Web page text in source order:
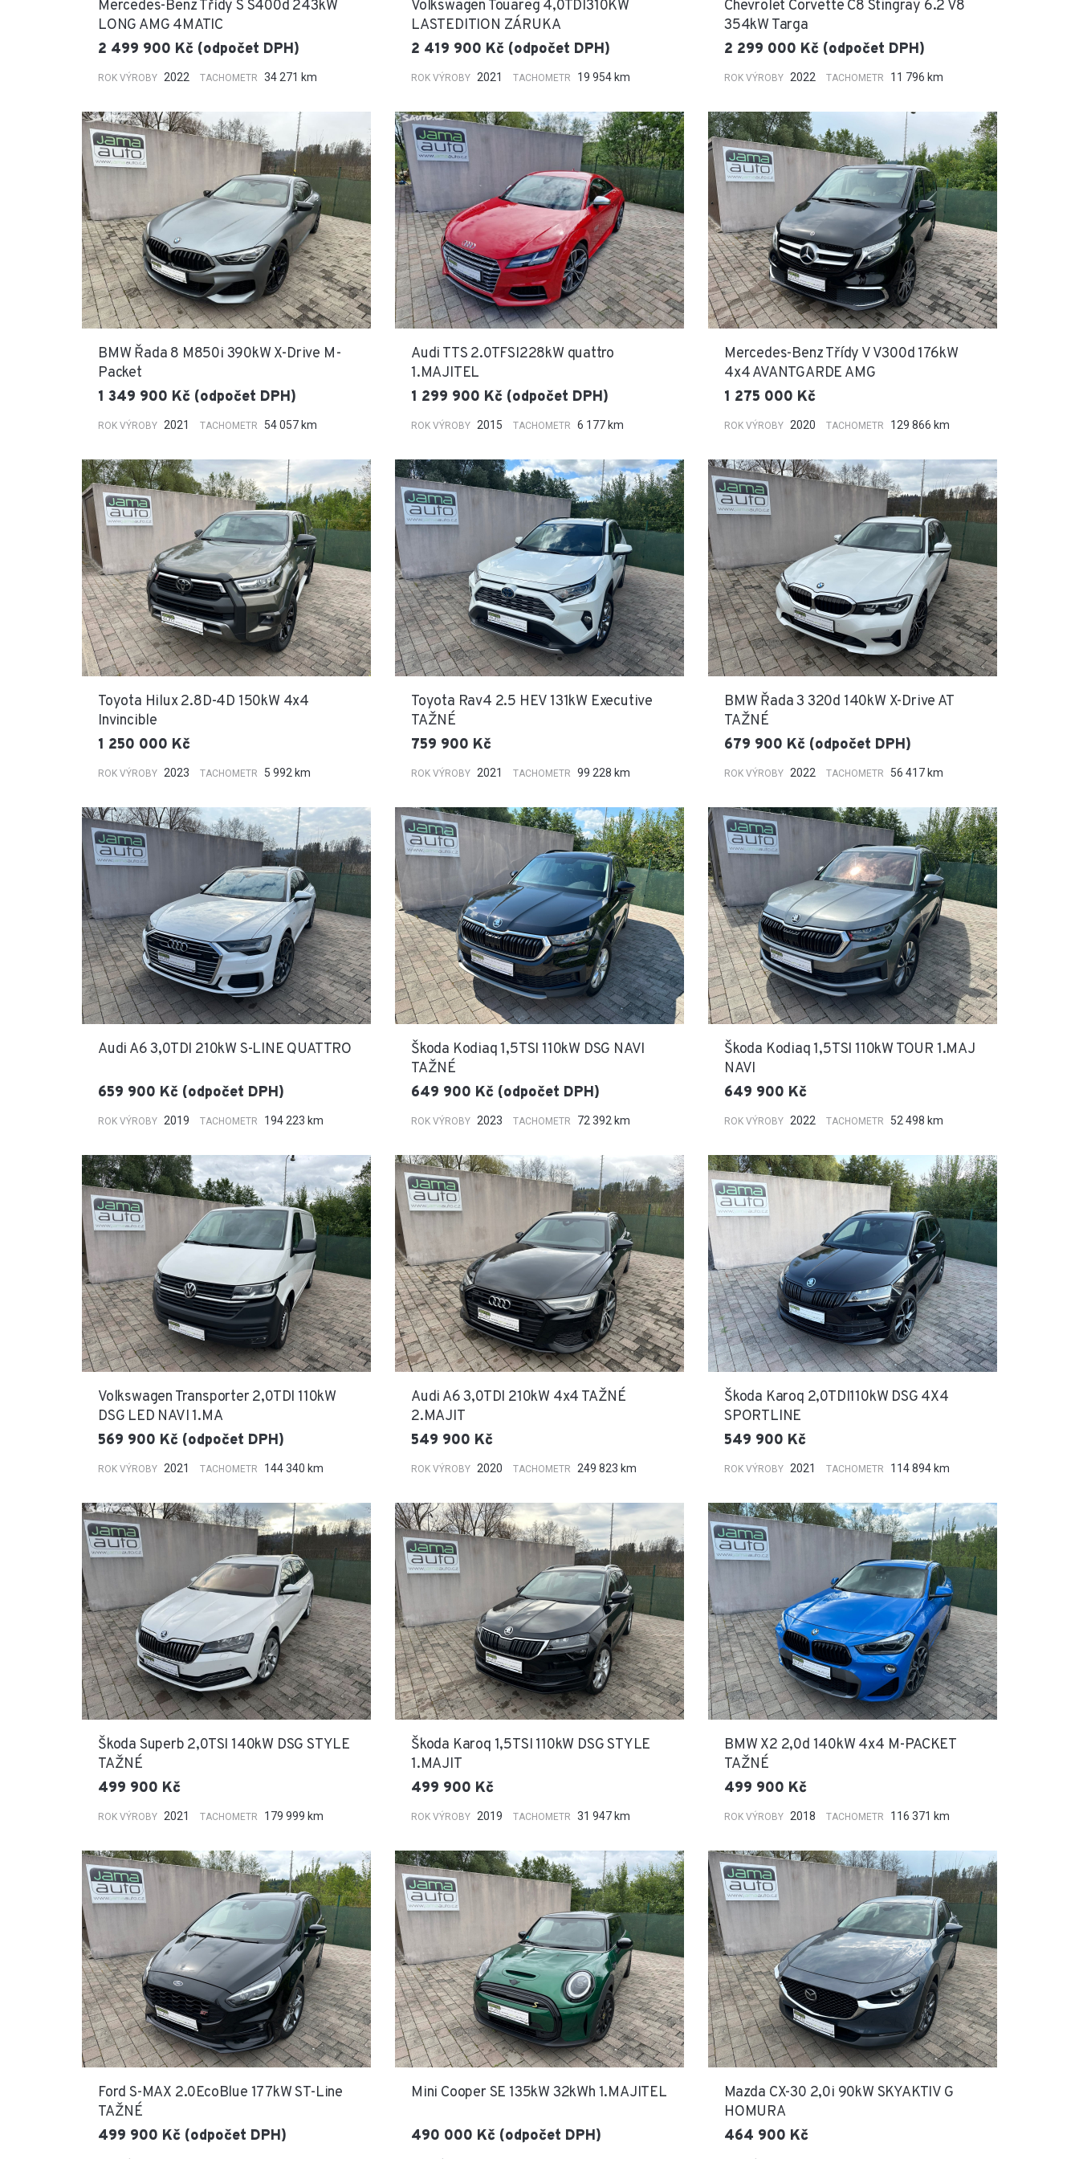
Mercedes-Benz Třídy S S400d 243kW
LONG AMG 4MATIC
2 499 900 Kč (odpočet DPH)
ROK VÝROBY 2022 TACHOMETR 34 271 km
Volkswagen Touareg 4,0TDI310KW
LASTEDITION ZÁRUKA
2 419 900 Kč (odpočet DPH)
ROK VÝROBY 2021 TACHOMETR 19 954 km
Chevrolet Corvette C8 Stingray 6.2 V8
354kW Targa
2 299 000 Kč (odpočet DPH)
ROK VÝROBY 2022 TACHOMETR 11 796 km
BMW Řada 8 M850i 390kW X-Drive M-
Packet
1 349 900 Kč (odpočet DPH)
ROK VÝROBY 2021 TACHOMETR 54 057 km
Audi TTS 2.0TFSI228kW quattro
1.MAJITEL
1 299 900 Kč (odpočet DPH)
ROK VÝROBY 2015 TACHOMETR 6 177 km
Mercedes-Benz Třídy V V300d 176kW
4x4 AVANTGARDE AMG
1 275 000 Kč
ROK VÝROBY 2020 TACHOMETR 129 866 km
Toyota Hilux 2.8D-4D 150kW 4x4
Invincible
1 250 000 Kč
ROK VÝROBY 2023 TACHOMETR 5 992 km
Toyota Rav4 2.5 HEV 131kW Executive
TAŽNÉ
759 900 Kč
ROK VÝROBY 2021 TACHOMETR 99 228 km
BMW Řada 3 320d 140kW X-Drive AT
TAŽNÉ
679 900 Kč (odpočet DPH)
ROK VÝROBY 2022 TACHOMETR 56 417 km
Audi A6 3,0TDI 210kW S-LINE QUATTRO
659 900 Kč (odpočet DPH)
ROK VÝROBY 2019 TACHOMETR 194 223 km
Škoda Kodiaq 1,5TSI 110kW DSG NAVI
TAŽNÉ
649 900 Kč (odpočet DPH)
ROK VÝROBY 2023 TACHOMETR 72 392 km
Škoda Kodiaq 1,5TSI 110kW TOUR 1.MAJ
NAVI
649 900 Kč
ROK VÝROBY 2022 TACHOMETR 52 498 km
Volkswagen Transporter 2,0TDI 110kW
DSG LED NAVI 1.MA
569 900 Kč (odpočet DPH)
ROK VÝROBY 2021 TACHOMETR 144 340 km
Audi A6 3,0TDI 210kW 4x4 TAŽNÉ
2.MAJIT
549 900 Kč
ROK VÝROBY 2020 TACHOMETR 249 823 km
Škoda Karoq 2,0TDI110kW DSG 4X4
SPORTLINE
549 900 Kč
ROK VÝROBY 2021 TACHOMETR 114 894 km
Škoda Superb 2,0TSI 140kW DSG STYLE
TAŽNÉ
499 900 Kč
ROK VÝROBY 2021 TACHOMETR 179 999 km
Škoda Karoq 1,5TSI 110kW DSG STYLE
1.MAJIT
499 900 Kč
ROK VÝROBY 2019 TACHOMETR 31 947 km
BMW X2 2,0d 140kW 4x4 M-PACKET
TAŽNÉ
499 900 Kč
ROK VÝROBY 2018 TACHOMETR 116 371 km
Ford S-MAX 2.0EcoBlue 177kW ST-Line
TAŽNÉ
499 900 Kč (odpočet DPH)
Mini Cooper SE 135kW 32kWh 1.MAJITEL
490 000 Kč (odpočet DPH)
Mazda CX-30 2,0i 90kW SKYAKTIV G
HOMURA
464 900 Kč